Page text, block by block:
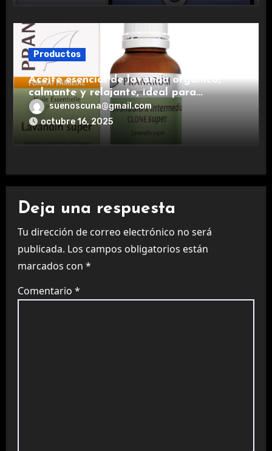
Productos
Aceite esencial de lavanda orgánico,
calmante y relajante, ideal para
aromaterapia.
suenoscuna@gmail.com
octubre 16, 2025
Deja una respuesta
Tu dirección de correo electrónico no será
publicada. Los campos obligatorios están
marcados con *
Comentario *